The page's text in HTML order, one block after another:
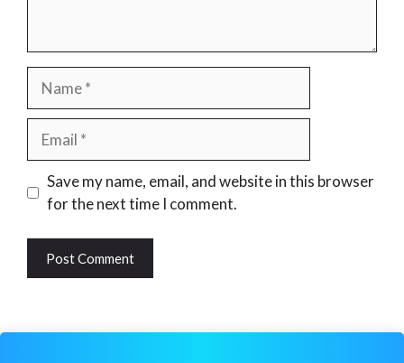
Name
Email
Website
Save my name, email, and website in this browser
for the next time I comment.